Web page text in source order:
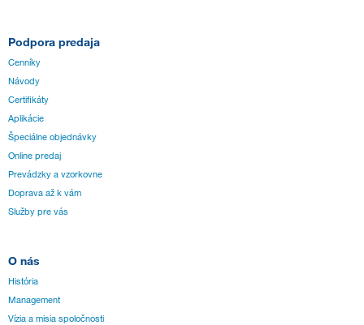
Podpora predaja
Cenníky
Návody
Certifikáty
Aplikácie
Špeciálne objednávky
Online predaj
Prevádzky a vzorkovne
Doprava až k vám
Služby pre vás
O nás
História
Management
Vízia a misia spoločnosti